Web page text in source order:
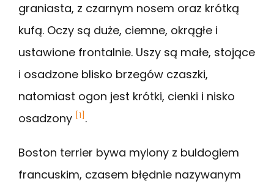
graniasta, z czarnym nosem oraz krótką
kufą. Oczy są duże, ciemne, okrągłe i
ustawione frontalnie. Uszy są małe, stojące
i osadzone blisko brzegów czaszki,
natomiast ogon jest krótki, cienki i nisko
osadzony [1] .
Boston terrier bywa mylony z buldogiem
francuskim, czasem błędnie nazywanym